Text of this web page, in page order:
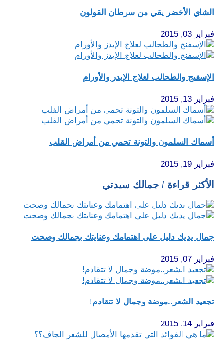
الشاي الأخضر يقي من سرطان القولون
فبراير 03, 2015
الإسفنج والطحالب لعلاج الإيدز والأورام
فبراير 13, 2015
أسماك السلمون والتونة تحمي من أمراض القلب
فبراير 19, 2015
الأكثر قراءة / جمالك سيدتي
جمال يديك دليل على اهتمامك وعنايتك بجمالك وصحت
فبراير 07, 2015
تجعيد الشعر..موضة وجمال لا تتقادم!
فبراير 14, 2015